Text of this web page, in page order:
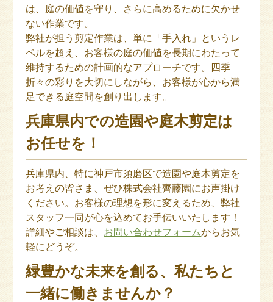
は、庭の価値を守り、さらに高めるために欠かせ
ない作業です。
弊社が担う剪定作業は、単に「手入れ」というレ
ベルを超え、お客様の庭の価値を長期にわたって
維持するための計画的なアプローチです。四季
折々の彩りを大切にしながら、お客様が心から満
足できる庭空間を創り出します。
兵庫県内での造園や庭木剪定は
お任せを！
兵庫県内、特に神戸市須磨区で造園や庭木剪定を
お考えの皆さま、ぜひ株式会社齊藤園にお声掛け
ください。お客様の理想を形に変えるため、弊社
スタッフ一同が心を込めてお手伝いいたします！
詳細やご相談は、 お問い合わせフォームからお気
軽にどうぞ。
緑豊かな未来を創る、私たちと
一緒に働きませんか？